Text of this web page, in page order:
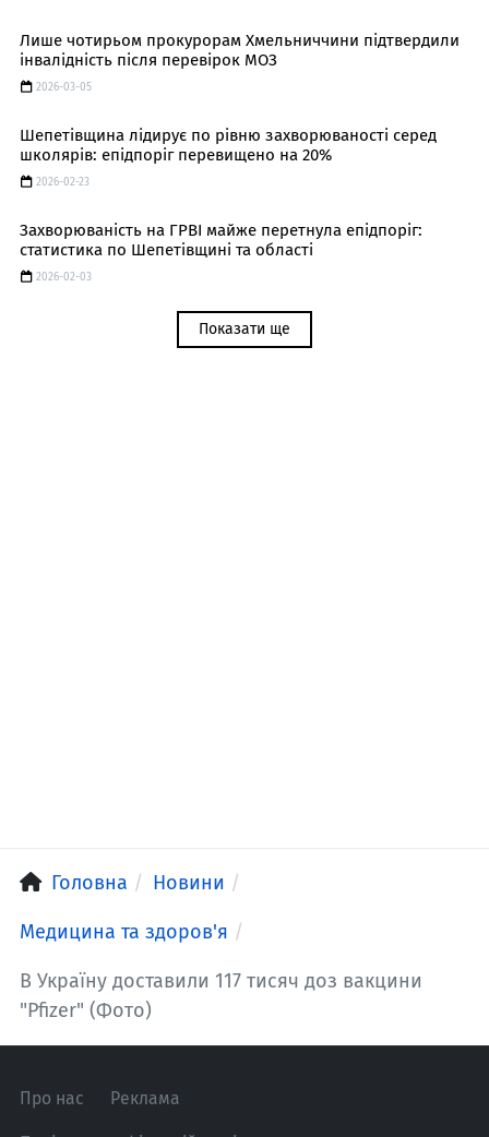
Лише чотирьом прокурорам Хмельниччини підтвердили
інвалідність після перевірок МОЗ
2026-03-05
Шепетівщина лідирує по рівню захворюваності серед
школярів: епідпоріг перевищено на 20%
2026-02-23
Захворюваність на ГРВІ майже перетнула епідпоріг:
статистика по Шепетівщині та області
2026-02-03
Показати ще
Головна Новини
Медицина та здоров'я
В Україну доставили 117 тисяч доз вакцини
"Pfizer" (Фото)
Про нас Реклама